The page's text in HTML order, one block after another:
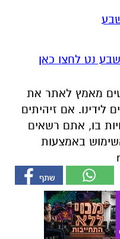
בו, אתם רשאים
גם